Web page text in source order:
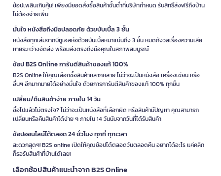
ช้อปเพลินเกินคุ้ม! เพียงมียอดสั่งซื้อสินค้าขั้นต่ำที่บริษัทกำหนด รับสิทธิ์ส่งฟรีถึงบ้าน
ไม่ต้องจ่ายเพิ่ม
มั่นใจ หนังสือถึงมือปลอดภัย ด้วยบับเบิ้ล 3 ชั้น
หนังสือทุกเล่มจากบีทูเอสห่อด้วยบับเบิ้ลหนาแน่นถึง 3 ชั้น หมดกังวลเรื่องความเสีย
หายระหว่างจัดส่ง พร้อมส่งตรงถึงมือคุณในสภาพสมบูรณ์
ช้อป B2S Online การันตีสินค้าของแท้ 100%
B2S Online ให้คุณเลือกซื้อสินค้าหลากหลาย ไม่ว่าจะเป็นหนังสือ เครื่องเขียน หรือ
อื่นๆ อีกมากมายได้อย่างมั่นใจ ด้วยการการันตีสินค้าของแท้ 100% ทุกชิ้น
เปลี่ยน/คืนสินค้าง่าย ภายใน 14 วัน
ซื้อไปแล้วไม่ตรงใจ? ไม่ว่าจะเป็นหนังสือที่เลือกผิด หรือสินค้ามีปัญหา คุณสามารถ
เปลี่ยนหรือคืนสินค้าได้ง่าย ๆ ภายใน 14 วันนับจากวันที่ได้รับสินค้า
ช้อปออนไลน์ได้ตลอด 24 ชั่วโมง ทุกที่ ทุกเวลา
สะดวกสุดๆ! B2S online เปิดให้คุณช้อปได้ตลอดวันตลอดคืน อยากได้อะไร แค่คลิก
ก็รอรับสินค้าที่บ้านได้เลย!
เลือกช้อปสินค้าแนะนำจาก B2S Online